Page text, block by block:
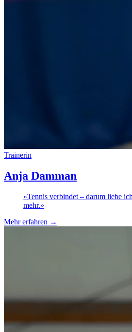
Trainerin
Anja Damman
«Tennis verbindet – darum liebe
mehr.»
Mehr erfahren →